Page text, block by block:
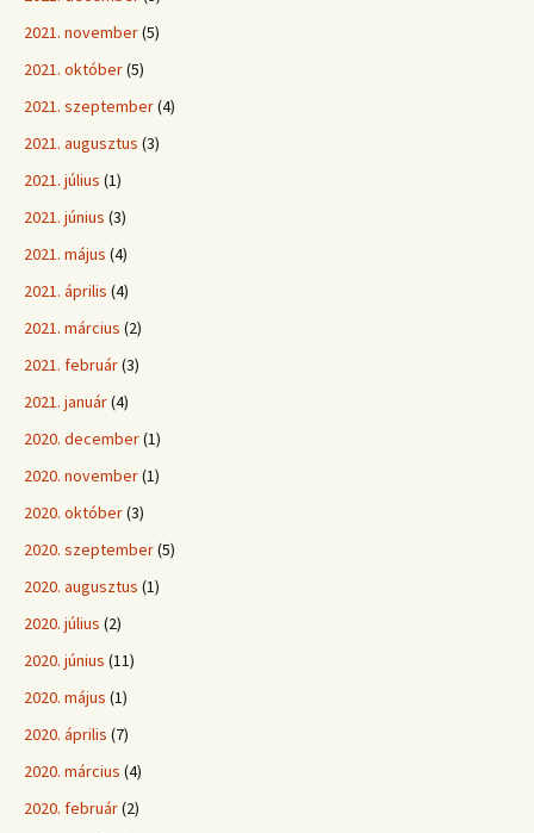
2021. november(5)
2021. október(5)
2021. szeptember(4)
2021. augusztus (3)
2021. július (1)
2021. június (3)
2021. május (4)
2021. április (4)
2021. március (2)
2021. február(3)
2021. január(4)
2020. december(1)
2020. november(1)
2020. október(3)
2020. szeptember(5)
2020. augusztus (1)
2020. július (2)
2020. június (11)
2020. május (1)
2020. április (7)
2020. március (4)
2020. február(2)